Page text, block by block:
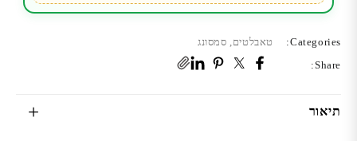
P613
Categories: טאבלטים סמסונג
Share:
תיאור